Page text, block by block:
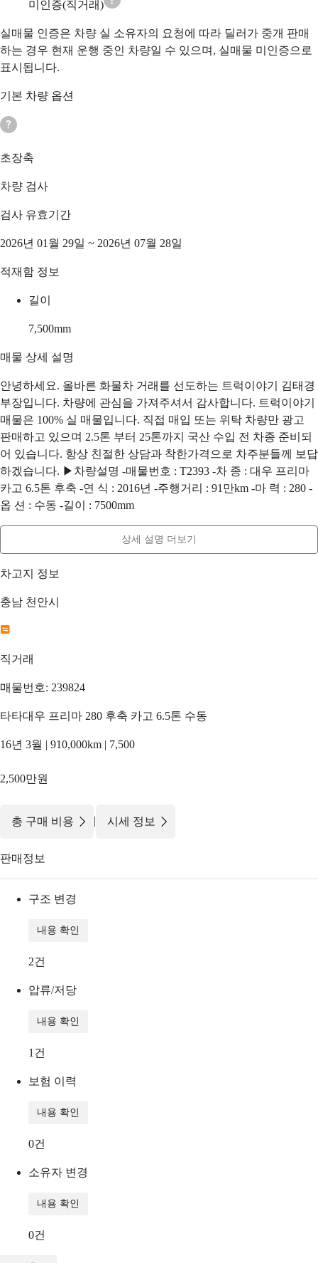
미인증(직거래)
실매물 인증은 차량 실 소유자의 요청에 따라 딜러가 중개 판매
하는 경우 현재 운행 중인 차량일 수 있으며, 실매물 미인증으로
표시됩니다.
기본 차량 옵션
초장축
차량 검사
검사 유효기간
2026년 01월 29일 ~ 2026년 07월 28일
적재함 정보
길이
7,500mm
매물 상세 설명
안녕하세요. 올바른 화물차 거래를 선도하는 트럭이야기 김태경
부장입니다. 차량에 관심을 가져주셔서 감사합니다. 트럭이야기
매물은 100% 실 매물입니다. 직접 매입 또는 위탁 차량만 광고
판매하고 있으며 2.5톤 부터 25톤까지 국산 수입 전 차종 준비되
어 있습니다. 항상 친절한 상담과 착한가격으로 차주분들께 보답
하겠습니다. ▶차량설명 -매물번호 : T2393 -차 종 : 대우 프리마
카고 6.5톤 후축 -연 식 : 2016년 -주행거리 : 91만km -마 력 : 280 -
옵 션 : 수동 -길이 : 7500mm
상세 설명 더보기
차고지 정보
충남 천안시
직거래
매물번호: 239824
타타대우 프리마 280 후축 카고 6.5톤 수동
16년 3월 | 910,000km | 7,500
2,500만원
총 구매 비용 | 시세 정보
판매정보
구조 변경
내용 확인
2건
압류/저당
내용 확인
1 건
보험 이력
내용 확인
0건
소유자 변경
내용 확인
0건